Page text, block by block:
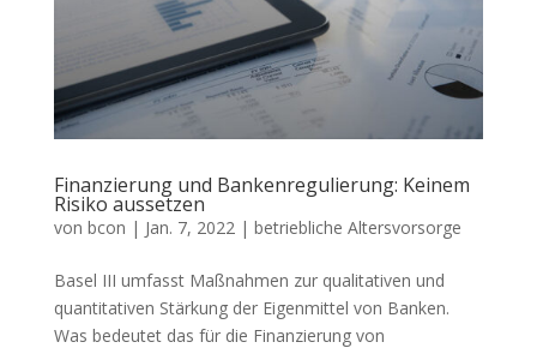
Finanzierung und Bankenregulierung: Keinem
Risiko aussetzen
von bcon | Jan. 7, 2022| betriebliche Altersvorsorge
Basel III umfasst Maßnahmen zur qualitativen und
quantitativen Stärkung der Eigenmittel von Banken.
Was bedeutet das für die Finanzierung von